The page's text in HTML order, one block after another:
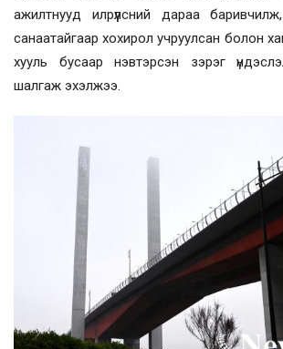
ажилтнууд илрүүлсний дараа
санаатайгаар хохирол учруулсан болон
хууль бусаар нэвтэрсэн зэрэг
шалгаж эхэлжээ.